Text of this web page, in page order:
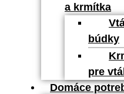
a krmítka
búdky
pre
Domáce